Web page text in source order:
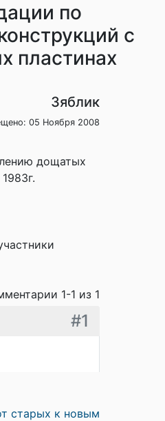
по
с
пластинах
Зяблик
05 Ноября 2008
дощатых
1-1 из 1
#1
старых к новым